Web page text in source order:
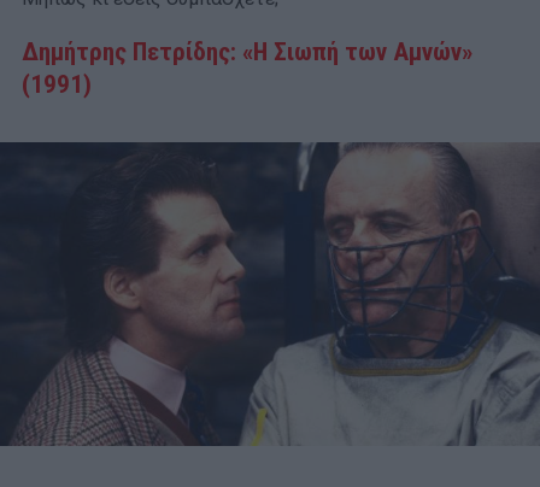
Δημήτρης Πετρίδης: «Η Σιωπή των Αμνών»
(1991)